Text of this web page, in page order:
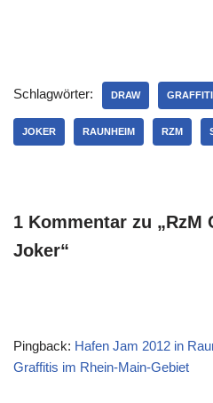
Schlagwörter: DRAW GRAFFITI
JOKER RAUNHEIM RZM
1 Kommentar zu „RzM
Joker“
Pingback: Hafen Jam 2012 in
Graffitis im Rhein-Main-Gebiet